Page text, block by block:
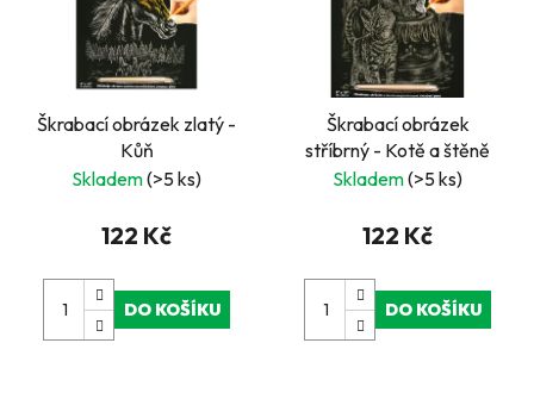
Škrabací obrázek zlatý -
Kůň
Skladem(>5 ks)
122 Kč
DO KOŠÍKU
Škrabací obrázek
stříbrný - Kotě a štěně
Skladem(>5 ks)
122 Kč
DO KOŠÍKU